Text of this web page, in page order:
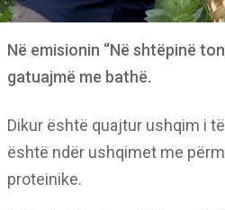
Në emisionin “Në shtëpinë
gatuajmë me bathë.
Dikur është quajtur ushqim i
është ndër ushqimet me
proteinike.